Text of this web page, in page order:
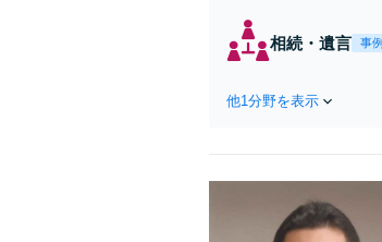
相続・遺言 事
他1分野を表示